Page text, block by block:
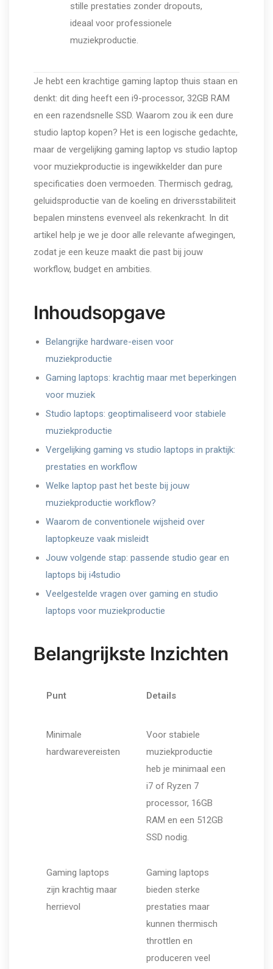
stille prestaties zonder dropouts,
ideaal voor professionele
muziekproductie.
Je hebt een krachtige gaming laptop thuis staan en
denkt: dit ding heeft een i9-processor, 32GB RAM
en een razendsnelle SSD. Waarom zou ik een dure
studio laptop kopen? Het is een logische gedachte,
maar de vergelijking gaming laptop vs studio laptop
voor muziekproductie is ingewikkelder dan pure
specificaties doen vermoeden. Thermisch gedrag,
geluidsproductie van de koeling en driversstabiliteit
bepalen minstens evenveel als rekenkracht. In dit
artikel help je we je door alle relevante afwegingen,
zodat je een keuze maakt die past bij jouw
workflow, budget en ambities.
Inhoudsopgave
Belangrijke hardware-eisen voor
muziekproductie
Gaming laptops: krachtig maar met beperkingen
voor muziek
Studio laptops: geoptimaliseerd voor stabiele
muziekproductie
Vergelijking gaming vs studio laptops in praktijk:
prestaties en workflow
Welke laptop past het beste bij jouw
muziekproductie workflow?
Waarom de conventionele wijsheid over
laptopkeuze vaak misleidt
Jouw volgende stap: passende studio gear en
laptops bij i4studio
Veelgestelde vragen over gaming en studio
laptops voor muziekproductie
Belangrijkste Inzichten
Punt Details
Minimale
hardwarevereisten
Voor stabiele
muziekproductie
heb je minimaal een
i7 of Ryzen 7
processor, 16GB
RAM en een 512GB
SSD nodig.
Gaming laptops
zijn krachtig maar
herrievol
Gaming laptops
bieden sterke
prestaties maar
kunnen thermisch
throttlen en
produceren veel